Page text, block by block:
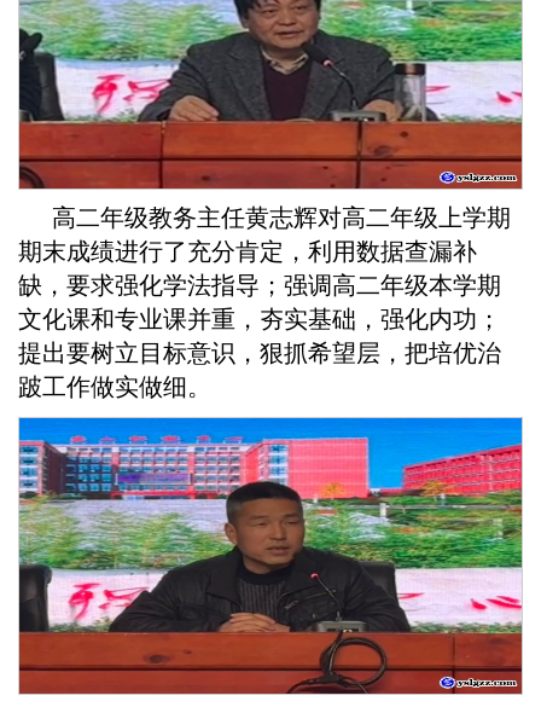
高二年级教务主任黄志辉对高二年级上学期
期末成绩进行了充分肯定，利用数据查漏补
缺，要求强化学法指导；强调高二年级本学期
文化课和专业课并重，夯实基础，强化内功；
提出要树立目标意识，狠抓希望层，把培优治
跛工作做实做细。